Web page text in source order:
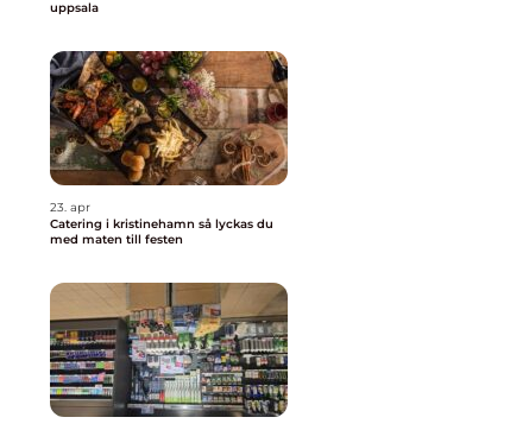
uppsala
23. apr
Catering i kristinehamn så lyckas du
med maten till festen